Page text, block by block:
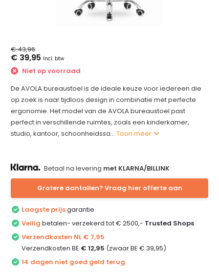
€ 43,96
€ 39,95 Incl. btw
Niet op voorraad
De AVOLA bureaustoel is de ideale keuze voor iedereen die
op zoek is naar tijdloos design in combinatie met perfecte
ergonomie. Het model van de AVOLA bureaustoel past
perfect in verschillende ruimtes, zoals een kinderkamer,
studio, kantoor, schoonheidssa...Toon meer
Betaal na levering met KLARNA/BILLINK
Grotere aantallen? Vraag hier offerte aan
Laagste prijsgarantie
Veilig betalen- verzekerd tot € 2500,- Trusted Shops
Verzendkosten NL € 7,95
Verzendkosten BE € 12,95 (zwaar BE € 39,95)
14 dagen niet goed geld terug